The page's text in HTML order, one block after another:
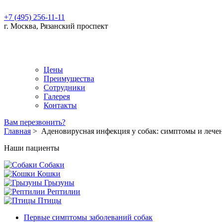
+7 (495) 256-11-11
г. Москва, Рязанский проспект
Цены
Преимущества
Сотрудники
Галерея
Контакты
Вам перезвонить?
Главная > Аденовирусная инфекция у собак: симптомы и
Наши пациенты
Собаки
Кошки
Грызуны
Рептилии
Птицы
Первые симптомы заболеваний собак